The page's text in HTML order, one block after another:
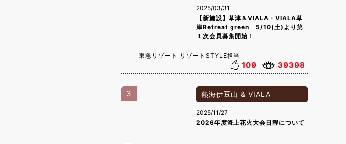
2025/03/31
【新施設】草津＆VIALA・VIALA草
津Retreat green 5/10(土)より第
１次会員募集開始！
東急リゾート リゾートSTYLE担当
109 39398
3 熱海伊豆山 & VIALA
2025/11/27
2026年度海上花火大会日程について